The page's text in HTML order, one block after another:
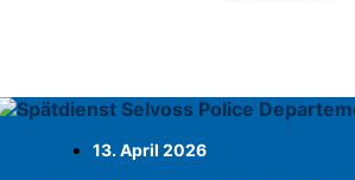
13. April 2026